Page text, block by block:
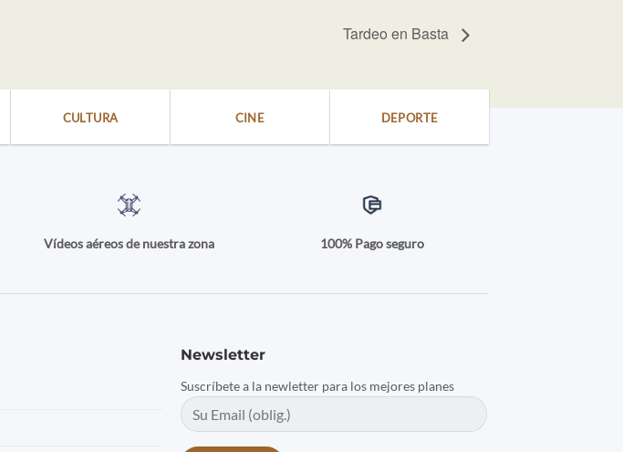
Tardeo en Basta
CULTURA CINE DEPORTE
Vídeos aéreos de nuestra zona 100% Pago seguro
Newsletter
Suscríbete a la newletter para los mejores planes